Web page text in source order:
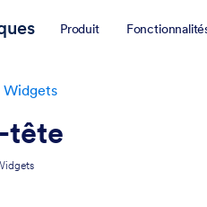
Produit
Widgets
tête